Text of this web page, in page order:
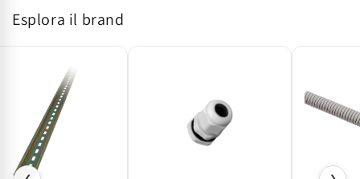
Esplora il brand